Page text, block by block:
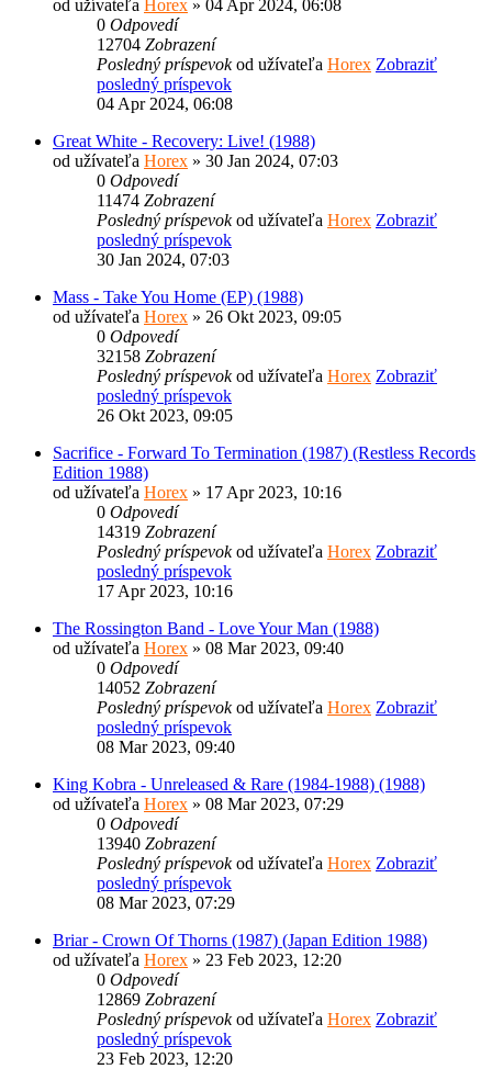
od užívateľa Horex » 04 Apr 2024, 06:08
0 Odpovedí
12704 Zobrazení
Posledný príspevokod užívateľa Horex Zobraziť
posledný príspevok
04 Apr 2024, 06:08
Great White - Recovery: Live! (1988)
od užívateľa Horex » 30 Jan 2024, 07:03
0 Odpovedí
11474 Zobrazení
Posledný príspevokod užívateľa Horex Zobraziť
posledný príspevok
30 Jan 2024, 07:03
Mass - Take You Home (EP) (1988)
od užívateľa Horex » 26 Okt 2023, 09:05
0 Odpovedí
32158 Zobrazení
Posledný príspevokod užívateľa Horex Zobraziť
posledný príspevok
26 Okt 2023, 09:05
Sacrifice - Forward To Termination (1987) (Restless Records
Edition 1988)
od užívateľa Horex » 17 Apr 2023, 10:16
0 Odpovedí
14319 Zobrazení
Posledný príspevokod užívateľa Horex Zobraziť
posledný príspevok
17 Apr 2023, 10:16
The Rossington Band - Love Your Man (1988)
od užívateľa Horex » 08 Mar 2023, 09:40
0 Odpovedí
14052 Zobrazení
Posledný príspevokod užívateľa Horex Zobraziť
posledný príspevok
08 Mar 2023, 09:40
King Kobra - Unreleased & Rare (1984-1988) (1988)
od užívateľa Horex » 08 Mar 2023, 07:29
0 Odpovedí
13940 Zobrazení
Posledný príspevokod užívateľa Horex Zobraziť
posledný príspevok
08 Mar 2023, 07:29
Briar - Crown Of Thorns (1987) (Japan Edition 1988)
od užívateľa Horex » 23 Feb 2023, 12:20
0 Odpovedí
12869 Zobrazení
Posledný príspevokod užívateľa Horex Zobraziť
posledný príspevok
23 Feb 2023, 12:20